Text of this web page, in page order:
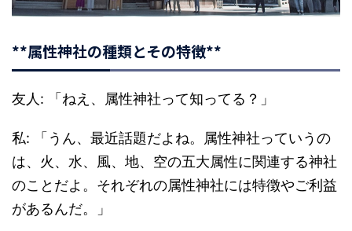
**属性神社の種類とその特徴**
友人: 「ねえ、属性神社って知ってる？」
私: 「うん、最近話題だよね。属性神社っていうの
は、火、水、風、地、空の五大属性に関連する神社
のことだよ。それぞれの属性神社には特徴やご利益
があるんだ。」